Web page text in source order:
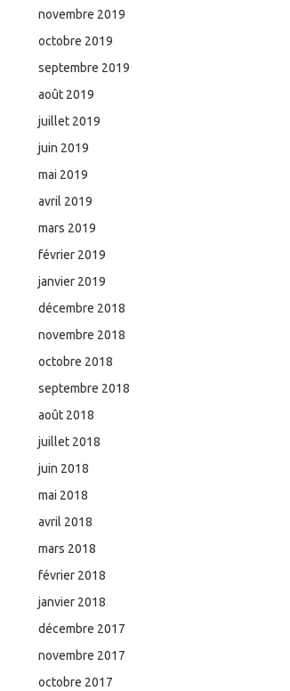
novembre 2019
octobre 2019
septembre 2019
août 2019
juillet 2019
juin 2019
mai 2019
avril 2019
mars 2019
février 2019
janvier 2019
décembre 2018
novembre 2018
octobre 2018
septembre 2018
août 2018
juillet 2018
juin 2018
mai 2018
avril 2018
mars 2018
février 2018
janvier 2018
décembre 2017
novembre 2017
octobre 2017